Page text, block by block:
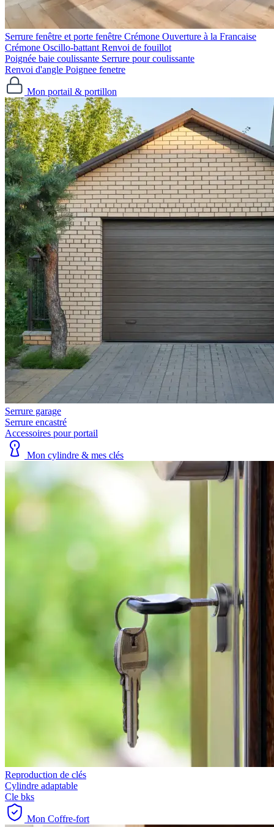
Serrure fenêtre et porte fenêtre Crémone Ouverture à la Francaise
Crémone Oscillo-battant Renvoi de fouillot
Poignée baie coulissante Serrure pour coulissante
Renvoi d'angle Poignee fenetre
Mon portail & portillon
Serrure garage
Serrure encastré
Accessoires pour portail
Mon cylindre & mes clés
Reproduction de clés
Cylindre adaptable
Cle bks
Mon Coffre-fort